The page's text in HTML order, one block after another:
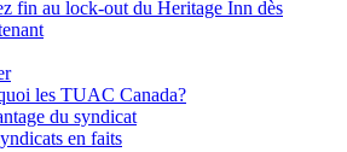
fin au lock-out du Heritage Inn dès
les TUAC Canada?
du syndicat
en faits